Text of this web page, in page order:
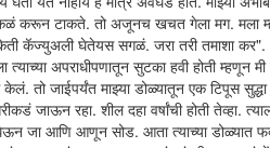
करून टाकते. तो अजूनच खचत गेला मग. मला
कॅज्युअली घेतेयस सगळं. जरा तरी तमाशा कर".
त्याच्या अपराधीपणातून सुटका हवी होती
तो जाईपर्यंत माझ्या डोळ्यातून एक टिपूस
जाऊन रहा. शील दहा वर्षांची होती तेव्हा.
जा आणि आणून सोड. आता त्याच्या